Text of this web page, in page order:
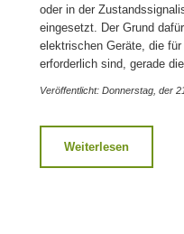
oder in der
eingesetzt. Der Grund
elektrischen Geräte, die
erforderlich sind, gerade
Veröffentlicht: Donnerstag, der
Weiterlesen